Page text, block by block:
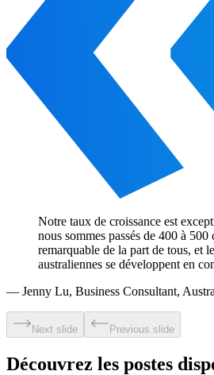
Notre taux de croissance est
nous sommes passés de 400 à
remarquable de la part de tous, et
australiennes se développent en
— Jenny Lu, Business Consultant,
Next slide Previous slide
Découvrez les postes